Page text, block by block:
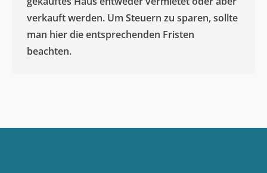
verkauft werden. Um Steuern zu sparen, sollte
man hier die entsprechenden Fristen
beachten.